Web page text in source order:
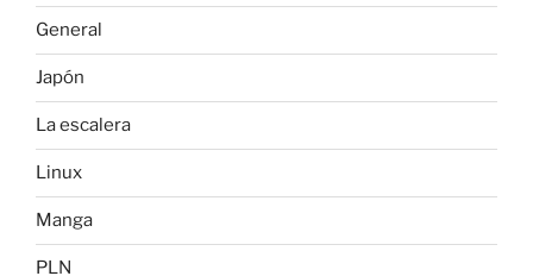
General
Japón
La escalera
Linux
Manga
PLN